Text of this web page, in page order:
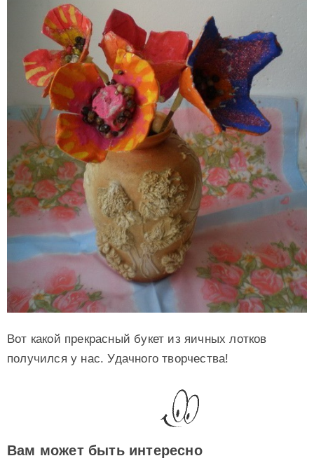
Вот какой прекрасный букет из яичных лотков
получился у нас. Удачного творчества!
Вам может быть интересно